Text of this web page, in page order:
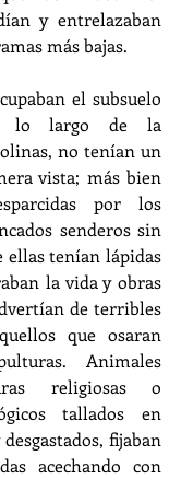
y entrelazaban
más bajas.
el subsuelo
a lo largo de la
no tenían un
vista; más bien
por los
senderos sin
ellas tenían lápidas
la vida y obras
de terribles
que osaran
Animales
religiosas o
tallados en
fijaban
acechando con